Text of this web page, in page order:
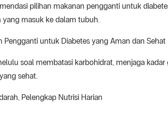
pilihan makanan pengganti untuk
yang masuk ke dalam tubuh.
Pengganti untuk Diabetes yang Aman dan Sehat
soal membatasi karbohidrat, menjaga
sehat.
Pelengkap Nutrisi Harian